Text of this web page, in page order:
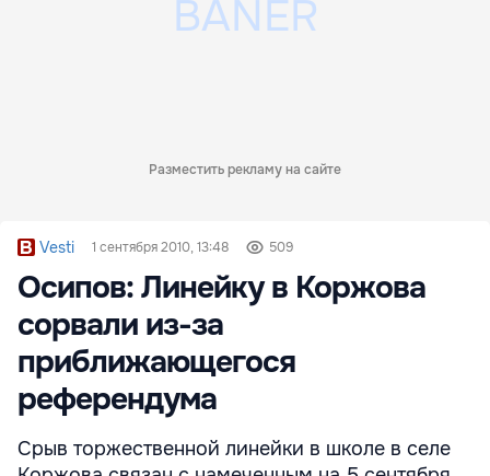
Разместить рекламу на сайте
Vesti 1 сентября 2010, 13:48 509
Осипов: Линейку в Коржова
сорвали из-за
приближающегося
референдума
Срыв торжественной линейки в школе в селе